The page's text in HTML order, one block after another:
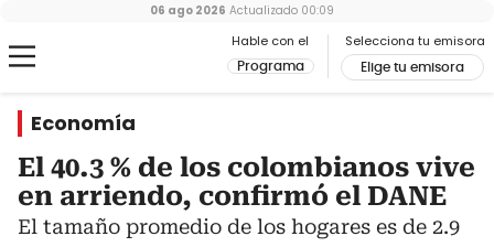
Hable con el
Programa
Selecciona tu emisora
Elige tu emisora
06 ago 2026 Actualizado 00:09
Economía
El 40.3 % de los colombianos vive
en arriendo, confirmó el DANE
El tamaño promedio de los hogares es de 2.9